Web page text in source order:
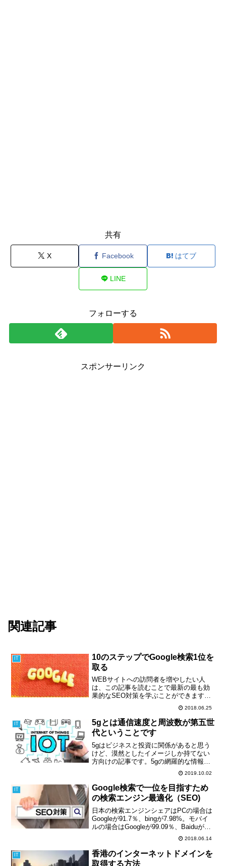
共有
X Facebook はてブ
LINE
フォローする
スポンサーリンク
関連記事
IT
10のステップでGoogle検索1位を
取る
WEBサイトへの訪問者を増やしたい人
は、この記事を読むことで最新の最も効
果的なSEO対策を学ぶことができます。
ここに従ってWEBサイトの改善を行え
ば、Googleアナリティクスで確認するこ
とのできる、Google検索順位に深く関係
する数値を改善できるでしょう。
2018.06.25
IT
5gとは通信速度と周波数が第五世
代ということです
5gはビジネスと投資に関係があると思う
けど、漠然としたイメージしか持てない
方向けの記事です。5gの網羅的な情報と
ビジネス・投資の機会についてまとめて
います。他の記事も参考にして書いてい
るのでこれだけ読めば十分です。3分で読
めます。
2019.10.02
IT
Google検索で一位を目指すため
の検索エンジン最適化（SEO)
日本の検索エンジンシェアはPCの場合は
Googleが91.7％、bingが7.98%。モバイ
ルの場合はGoogleが99.09％、Baiduが
0.57%となっています（2018年2月時点、
アウンコンサルティング株式会社調
べ）。日本において、...
2018.06.14
IT
香港のインターネットドメインを
取得する方法